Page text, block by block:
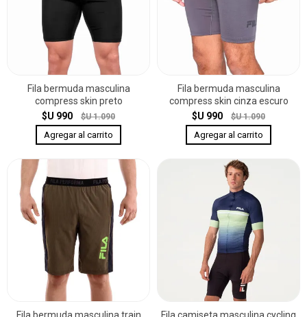
Fila bermuda masculina
compress skin preto
$U 990
$U 1.090
Fila bermuda masculina
compress skin cinza escuro
$U 990
$U 1.090
Fila bermuda masculina train
Fila camiseta masculina cycling